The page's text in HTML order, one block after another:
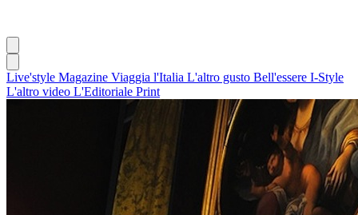
Live'style Magazine Viaggia l'Italia L'altro gusto Bell'essere I-Style
L'altro video L'Editoriale Print